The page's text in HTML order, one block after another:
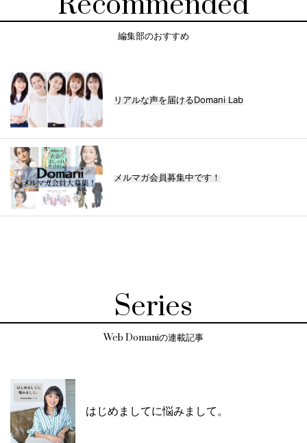
編集部のおすすめ
リアルな声を届けるDomani Lab
メルマガ会員募集中です！
Series
Web Domaniの連載記事
はじめましてに悩みまして。